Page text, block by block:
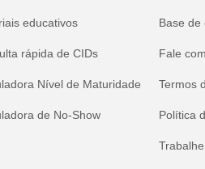
educativos
rápida de CIDs
Nível de Maturidade
de No-Show
Base de
Fale
Termos
Política